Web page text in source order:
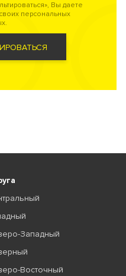
Вы даете
персональных
Западный
Восточный